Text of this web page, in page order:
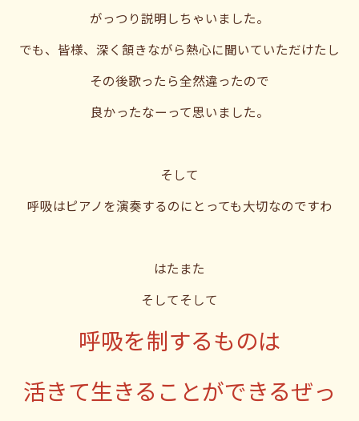
がっつり説明しちゃいました。
でも、皆様、深く頷きながら熱心に聞いていただけたし
その後歌ったら全然違ったので
良かったなーって思いました。
そして
呼吸はピアノを演奏するのにとっても大切なのですわ
はたまた
そしてそして
呼吸を制するものは
活きて生きることができるぜっ